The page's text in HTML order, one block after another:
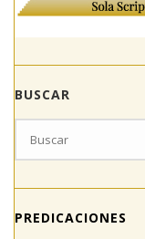
BUSCAR
PREDICACIONES